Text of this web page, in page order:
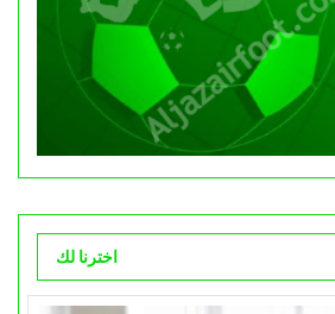
اخترنا لك